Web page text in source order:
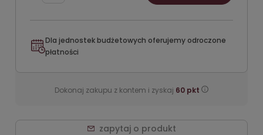
Dla jednostek budżetowych oferujemy odroczone
płatności
Dokonaj zakupu z kontem i zyskaj 60 pkt
zapytaj o produkt